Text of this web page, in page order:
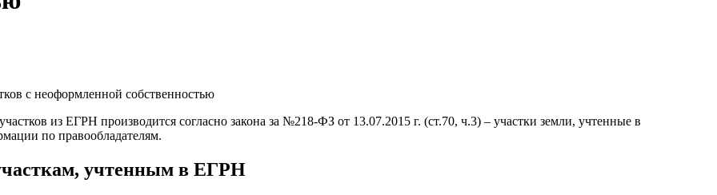
из ЕГРН производится согласно закона за №218-ФЗ от 13.07.2015 г. (ст.70, ч.3) – участки земли, учтенные в
по правообладателям.
учтенным в ЕГРН